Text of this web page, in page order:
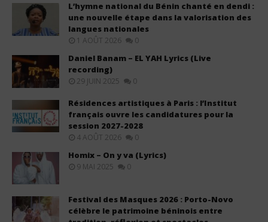
L’hymne national du Bénin chanté en dendi :
une nouvelle étape dans la valorisation des
langues nationales
1 AOÛT 2026 0
Daniel Banam – EL YAH Lyrics (Live
recording)
29 JUIN 2025 0
Résidences artistiques à Paris : l’Institut
français ouvre les candidatures pour la
session 2027-2028
4 AOÛT 2026 0
Homix – On y va (Lyrics)
9 MAI 2025 0
Festival des Masques 2026 : Porto-Novo
célèbre le patrimoine béninois entre